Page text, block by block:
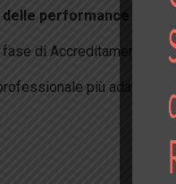
performance
di Accreditamento
più adatta a